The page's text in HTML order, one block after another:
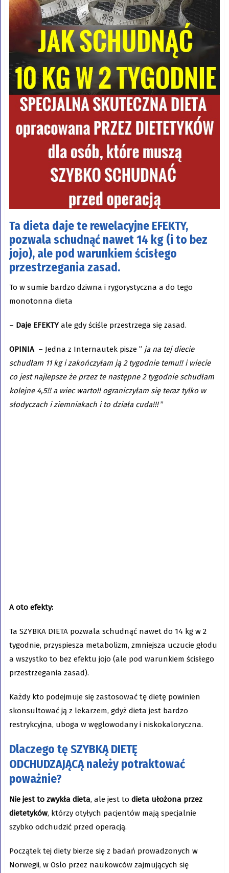
Ta dieta daje te rewelacyjne EFEKTY,
pozwala schudnąć nawet 14 kg (i to bez
jojo), ale pod warunkiem ścisłego
przestrzegania zasad.
To w sumie bardzo dziwna i rygorystyczna a do tego
monotonna dieta
– Daje EFEKTYale gdy ściśle przestrzega się zasad.
OPINIA– Jedna z Internautek pisze ” ja na tej diecie
schudłam 11 kg i zakończyłam ją 2 tygodnie temu!! i wiecie
co jest najlepsze że przez te następne 2 tygodnie schudłam
kolejne 4,5!! a wiec warto!! ograniczyłam się teraz tylko w
słodyczach i ziemniakach i to działa cuda!!!”
A oto efekty:
Ta SZYBKA DIETA pozwala schudnąć nawet do 14 kg w 2
tygodnie, przyspiesza metabolizm, zmniejsza uczucie głodu
a wszystko to bez efektu jojo (ale pod warunkiem ścisłego
przestrzegania zasad).
Każdy kto podejmuje się zastosować tę dietę powinien
skonsultować ją z lekarzem, gdyż dieta jest bardzo
restrykcyjna, uboga w węglowodany i niskokaloryczna.
Dlaczego tę SZYBKĄ DIETĘ
ODCHUDZAJĄCĄ należy potraktować
poważnie?
Nie jest to zwykła dieta, ale jest to dieta ułożona przez
dietetyków, którzy otyłych pacjentów mają specjalnie
szybko odchudzić przed operacją.
Początek tej diety bierze się z badań prowadzonych w
Norwegii, w Oslo przez naukowców zajmujących się